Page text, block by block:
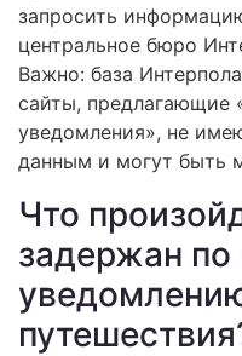
запросить
центральное бюро
Важно: база
сайты, предлагающие
уведомления», не
данным и могут быть
Что
задержан по